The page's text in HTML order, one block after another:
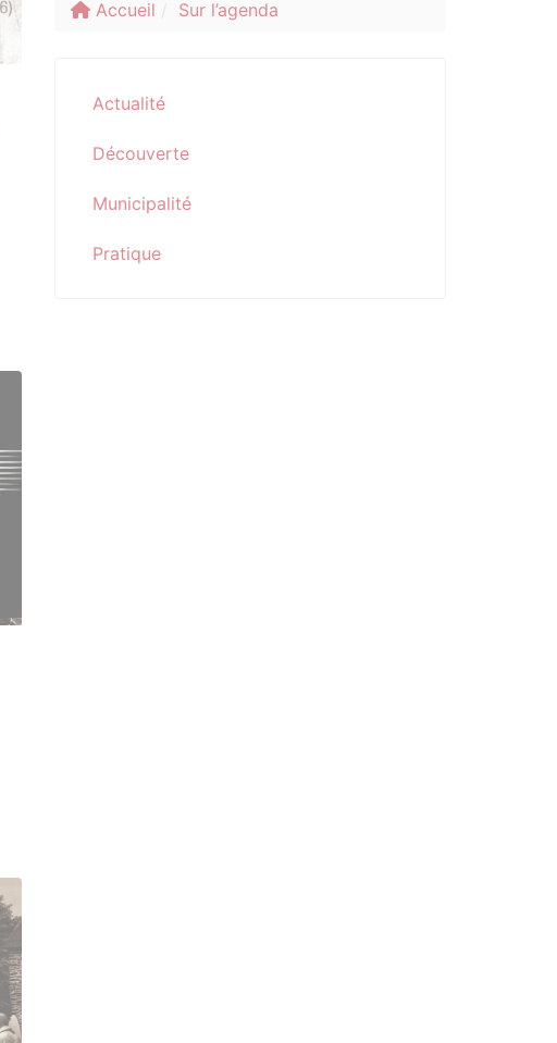
Accueil Sur l’agenda
Actualité
Découverte
Municipalité
Pratique